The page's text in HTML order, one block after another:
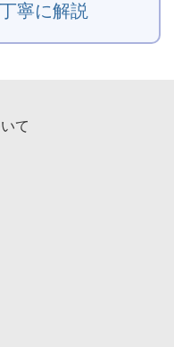
寧に解説
て